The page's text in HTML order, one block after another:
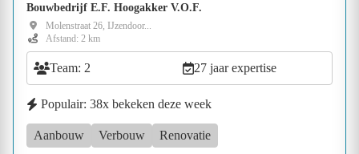
Bouwbedrijf E.F. Hoogakker V.O.F.
Molenstraat 26, IJzendoor...
Afstand: 2 km
Team: 2 27 jaar expertise
Populair: 38x bekeken deze week
Aanbouw Verbouw Renovatie